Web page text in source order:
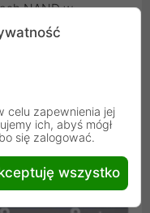
NAND w
celu zapewnienia jej
ich, abyś mógł
się zalogować.
wszystko